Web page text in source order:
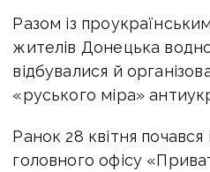
Разом із
жителів Донецька
відбувалися й
«руського міра»
Ранок 28 квітня почався
головного офісу